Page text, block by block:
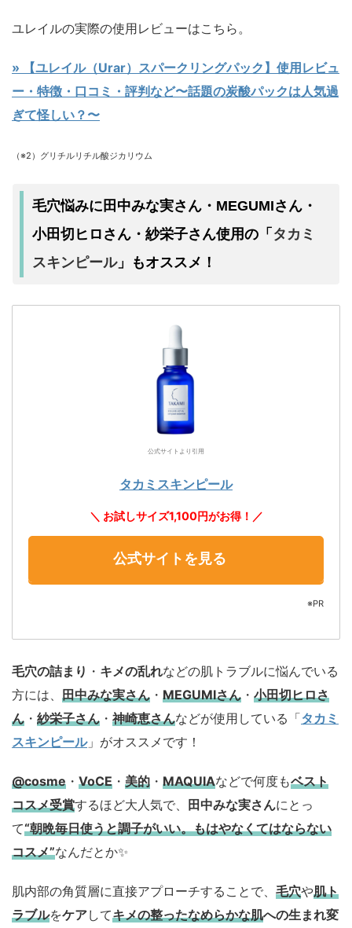
ユレイルの実際の使用レビューはこちら。
» 【ユレイル（Urar）スパークリングパック】使用レビュ
ー・特徴・口コミ・評判など〜話題の炭酸パックは人気過
ぎて怪しい？〜
（※2）グリチルリチル酸ジカリウム
毛穴悩みに田中みな実さん・MEGUMIさん・
小田切ヒロさん・紗栄子さん使用の「 タカミ
スキンピール」もオススメ！
公式サイトより引用
タカミスキンピール
＼ お試しサイズ1,100円がお得！／
公式サイトを見る
※PR
毛穴の詰まり ・ キメの乱れなどの肌トラブルに悩んでいる
方には、 田中みな実さん ・ MEGUMIさん ・ 小田切ヒロさ
ん ・ 紗栄子さん ・ 神崎恵さんなどが使用している「タカミ
スキンピール」がオススメです！
@cosme ・ VoCE ・ 美的 ・ MAQUIAなどで何度もベスト
コスメ受賞するほど大人気で、 田中みな実さんにとっ
て“朝晩毎日使うと調子がいい。もはやなくてはならない
コスメ”なんだとか✨
肌内部の角質層に直接アプローチすることで、 毛穴や肌ト
ラブルをケアしてキメの整ったなめらかな肌への生まれ変